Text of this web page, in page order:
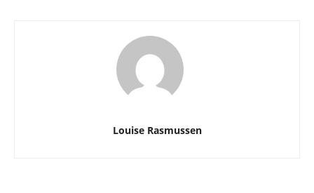
Louise Rasmussen